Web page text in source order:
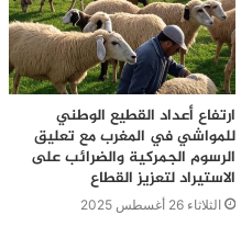
ارتفاع أعداد القطيع الوطني
للمواشي في المغرب مع تعليق
الرسوم الجمركية والضرائب على
الاستيراد لتعزيز القطاع
الثلاثاء 26 أغسطس 2025